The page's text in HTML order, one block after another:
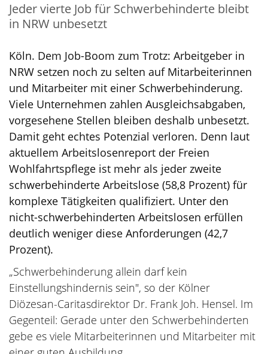
Jeder vierte Job für Schwerbehinderte bleibt
in NRW unbesetzt
Köln. Dem Job-Boom zum Trotz: Arbeitgeber in
NRW setzen noch zu selten auf Mitarbeiterinnen
und Mitarbeiter mit einer Schwerbehinderung.
Viele Unternehmen zahlen Ausgleichsabgaben,
vorgesehene Stellen bleiben deshalb unbesetzt.
Damit geht echtes Potenzial verloren. Denn laut
aktuellem Arbeitslosenreport der Freien
Wohlfahrtspflege ist mehr als jeder zweite
schwerbehinderte Arbeitslose (58,8 Prozent) für
komplexe Tätigkeiten qualifiziert. Unter den
nicht-schwerbehinderten Arbeitslosen erfüllen
deutlich weniger diese Anforderungen (42,7
Prozent).
„Schwerbehinderung allein darf kein
Einstellungshindernis sein", so der Kölner
Diözesan-Caritasdirektor Dr. Frank Joh. Hensel. Im
Gegenteil: Gerade unter den Schwerbehinderten
gebe es viele Mitarbeiterinnen und Mitarbeiter mit